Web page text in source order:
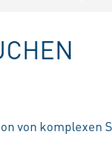
von komplexen